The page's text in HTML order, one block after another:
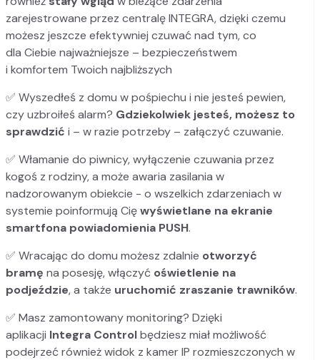
zarejestrowane przez centralę INTEGRA, dzięki czemu
możesz jeszcze efektywniej czuwać nad tym, co
dla Ciebie najważniejsze – bezpieczeństwem
i komfortem Twoich najbliższych
✅ Wyszedłeś z domu w pośpiechu i nie jesteś pewien,
czy uzbroiłeś alarm? Gdziekolwiek jesteś, możesz to
sprawdzić i – w razie potrzeby – załączyć czuwanie.
✅ Włamanie do piwnicy, wyłączenie czuwania przez
kogoś z rodziny, a może awaria zasilania w
nadzorowanym obiekcie - o wszelkich zdarzeniach w
systemie poinformują Cięwyświetlane na ekranie
smartfona powiadomienia PUSH.
✅ Wracając do domu możesz zdalnie otworzyć
bramę na posesję, włączyć oświetlenie na
podjeździe, a także uruchomić zraszanie trawników.
✅ Masz zamontowany monitoring? Dzięki
aplikacji Integra Controlbędziesz miał możliwość
podejrzeć również widok z kamer IP rozmieszczonych w